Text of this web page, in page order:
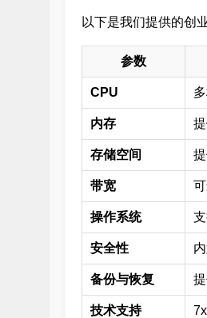
以下是我们提供的创
参数
CPU
内存
存储空间
带宽
操作系统
安全性
备份与恢复
技术支持